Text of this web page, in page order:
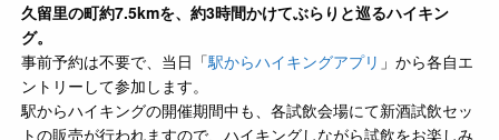
久留里の町約7.5kmを、約3時間かけてぶらりと巡るハイキン
グ。
事前予約は不要で、当日「駅からハイキングアプリ 」から各自エ
ントリーして参加します。
駅からハイキングの開催期間中も、各試飲会場にて新酒試飲セッ
トの販売が行われますので、ハイキングしながら試飲をお楽しみ